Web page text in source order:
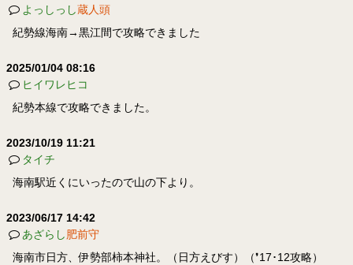
よっしっし蔵人頭
紀勢線海南→黒江間で攻略できました
2025/01/04 08:16
ヒイワレヒコ
紀勢本線で攻略できました。
2023/10/19 11:21
タイチ
海南駅近くにいったので山の下より。
2023/06/17 14:42
あざらし肥前守
海南市日方、伊勢部柿本神社。（日方えびす）（❜17･12攻略）